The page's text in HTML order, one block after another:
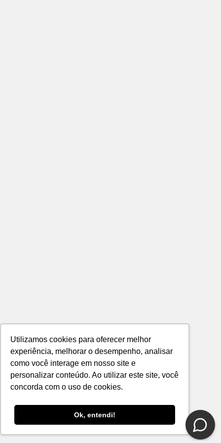
Utilizamos cookies para oferecer melhor
experiência, melhorar o desempenho, analisar
como você interage em nosso site e
personalizar conteúdo. Ao utilizar este site, você
concorda com o uso de cookies.
Ok, entendi!